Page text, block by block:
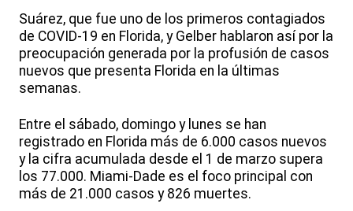
Suárez, que fue uno de los primeros contagiados
de COVID-19 en Florida, y Gelber hablaron así por la
preocupación generada por la profusión de casos
nuevos que presenta Florida en la últimas
semanas.
Entre el sábado, domingo y lunes se han
registrado en Florida más de 6.000 casos nuevos
y la cifra acumulada desde el 1 de marzo supera
los 77.000. Miami-Dade es el foco principal con
más de 21.000 casos y 826 muertes.